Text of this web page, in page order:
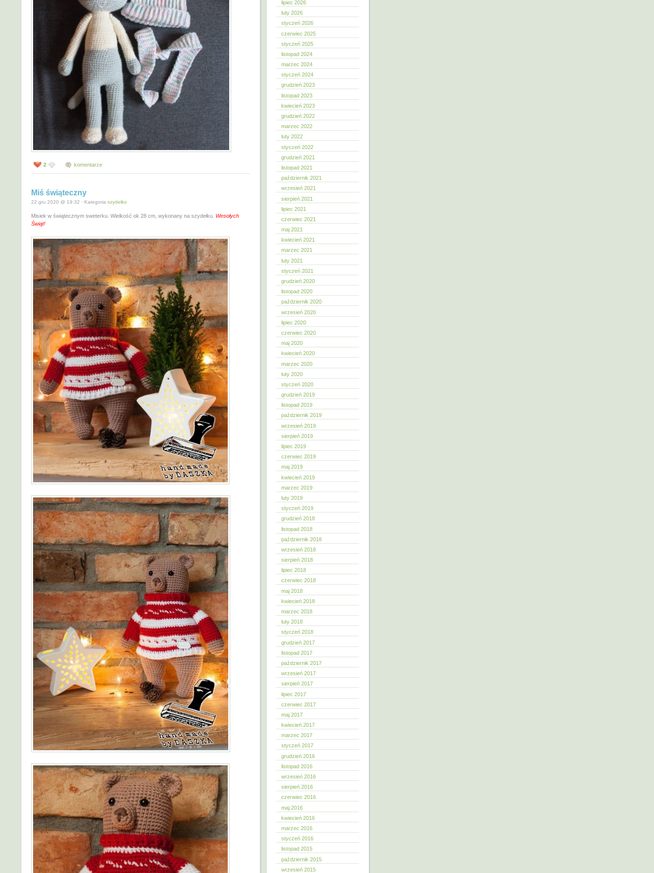
2 komentarze
Miś świąteczny
22 gru 2020 @ 19:32 · Kategoria szydełko
Misiek w świątecznym sweterku. Wielkość ok 28 cm, wykonany na szydełku. Wesołych
Świąt!
lipiec 2026
luty 2026
styczeń 2026
czerwiec 2025
styczeń 2025
listopad 2024
marzec 2024
styczeń 2024
grudzień 2023
listopad 2023
kwiecień 2023
grudzień 2022
marzec 2022
luty 2022
styczeń 2022
grudzień 2021
listopad 2021
październik 2021
wrzesień 2021
sierpień 2021
lipiec 2021
czerwiec 2021
maj 2021
kwiecień 2021
marzec 2021
luty 2021
styczeń 2021
grudzień 2020
listopad 2020
październik 2020
wrzesień 2020
lipiec 2020
czerwiec 2020
maj 2020
kwiecień 2020
marzec 2020
luty 2020
styczeń 2020
grudzień 2019
listopad 2019
październik 2019
wrzesień 2019
sierpień 2019
lipiec 2019
czerwiec 2019
maj 2019
kwiecień 2019
marzec 2019
luty 2019
styczeń 2019
grudzień 2018
listopad 2018
październik 2018
wrzesień 2018
sierpień 2018
lipiec 2018
czerwiec 2018
maj 2018
kwiecień 2018
marzec 2018
luty 2018
styczeń 2018
grudzień 2017
listopad 2017
październik 2017
wrzesień 2017
sierpień 2017
lipiec 2017
czerwiec 2017
maj 2017
kwiecień 2017
marzec 2017
styczeń 2017
grudzień 2016
listopad 2016
wrzesień 2016
sierpień 2016
czerwiec 2016
maj 2016
kwiecień 2016
marzec 2016
styczeń 2016
listopad 2015
październik 2015
wrzesień 2015